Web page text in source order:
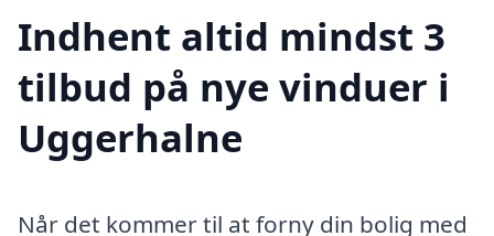
Indhent altid mindst 3
tilbud på nye vinduer i
Uggerhalne
Når det kommer til at forny din bolig med